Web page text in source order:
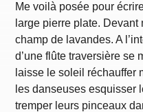
Me voilà posée pour
large pierre plate. Devant
champ de lavandes. A
d’une flûte traversière se
laisse le soleil réchauffer
les danseuses esquisser
tremper leurs pinceaux